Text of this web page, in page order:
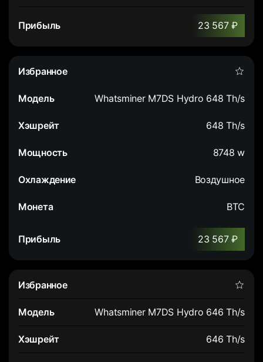
23 567 ₽
Whatsminer M7DS Hydro 648 Th/s
648 Th/s
8748 w
Воздушное
BTC
23 567 ₽
Whatsminer M7DS Hydro 646 Th/s
646 Th/s